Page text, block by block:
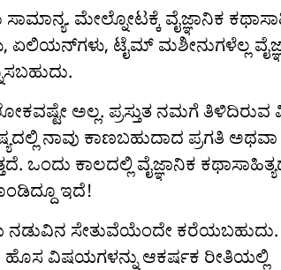
ಮೇಲ್ನೋಟಕ್ಕೆ ವೈಜ್ಞಾನಿಕ
ಟೈಮ್ ಮಶೀನುಗಳೆಲ್ಲ
ಅಲ್ಲ. ಪ್ರಸ್ತುತ ನಮಗೆ ತಿಳಿದಿರುವ
ನಾವು ಕಾಣಬಹುದಾದ ಪ್ರಗತಿ ಅಥವಾ
ಒಂದು ಕಾಲದಲ್ಲಿ ವೈಜ್ಞಾನಿಕ
ಇದೆ!
ನಡುವಿನ ಸೇತುವೆಯೆಂದೇ ಕರೆಯಬಹುದು.
ವಿಷಯಗಳನ್ನು ಆಕರ್ಷಕ ರೀತಿಯಲ್ಲಿ